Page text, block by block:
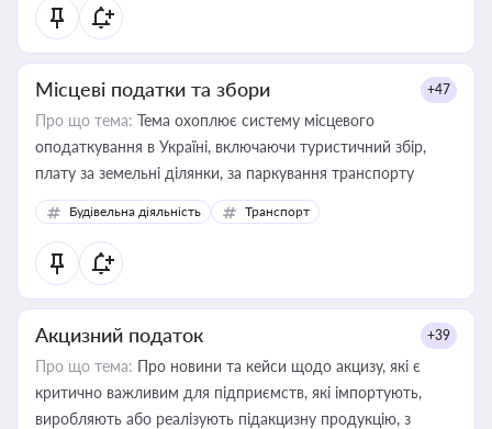
Місцеві податки та збори +47
Про що тема: Тема охоплює систему місцевого
оподаткування в Україні, включаючи туристичний збір,
плату за земельні ділянки, за паркування транспорту
Будівельна діяльність Транспорт
Акцизний податок +39
Про що тема: Про новини та кейси щодо акцизу, які є
критично важливим для підприємств, які імпортують,
виробляють або реалізують підакцизну продукцію, з